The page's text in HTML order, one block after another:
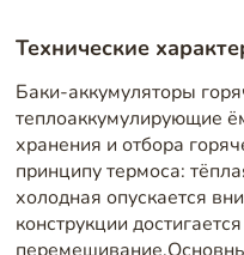
Технические
Баки-аккумуляторы
теплоаккумулирующие
хранения и отбора
принципу термоса:
холодная опускается
конструкции